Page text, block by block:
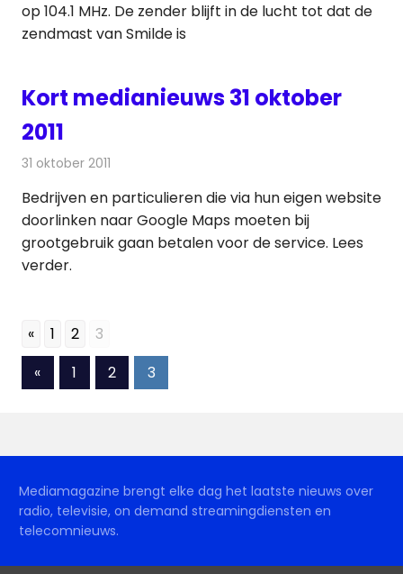
op 104.1 MHz. De zender blijft in de lucht tot dat de
zendmast van Smilde is
Kort medianieuws 31 oktober
2011
31 oktober 2011
Bedrijven en particulieren die via hun eigen website
doorlinken naar Google Maps moeten bij
grootgebruik gaan betalen voor de service. Lees
verder.
« 1 2 3
Berichten
«Vorige
berichten
1 2 3
Mediamagazine brengt elke dag het laatste nieuws over
radio, televisie, on demand streamingdiensten en
telecomnieuws.